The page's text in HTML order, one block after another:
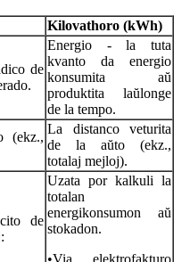
Kilovathoro (kWh)
de
Energio - la tuta
kvanto da energio
konsumita aŭ
produktita laŭlonge
de la tempo.
(ekz.,
La distanco veturita
de la aŭto (ekz.,
totalaj mejloj).
de
Uzata por kalkuli la
totalan
energikonsumon aŭ
stokadon.